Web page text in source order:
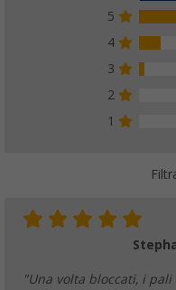
5
4
3
2
1
"Una volta bloccati, i